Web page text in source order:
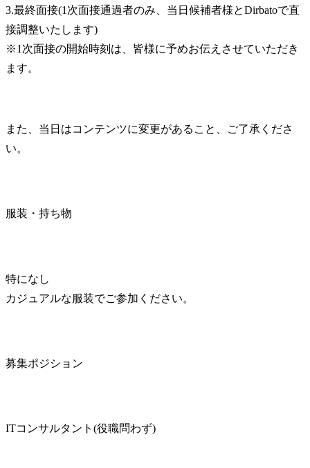
3.最終面接(1次面接通過者のみ、当日候補者様とDirbatoで直
接調整いたします)
※1次面接の開始時刻は、皆様に予めお伝えさせていただき
ます。
また、当日はコンテンツに変更があること、ご了承くださ
い。
服装・持ち物
特になし
カジュアルな服装でご参加ください。
募集ポジション
ITコンサルタント(役職問わず)